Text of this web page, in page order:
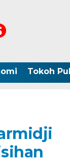
Tokoh